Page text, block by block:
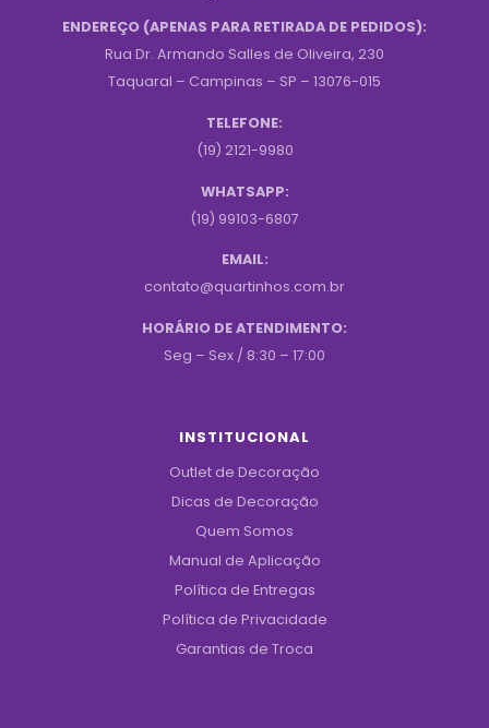
ENDEREÇO (APENAS PARA RETIRADA DE PEDIDOS):
Rua Dr. Armando Salles de Oliveira, 230
Taquaral – Campinas – SP – 13076-015
TELEFONE:
(19) 2121-9980
WHATSAPP:
(19) 99103-6807
EMAIL:
contato@quartinhos.com.br
HORÁRIO DE ATENDIMENTO:
Seg – Sex / 8:30 – 17:00
INSTITUCIONAL
Outlet de Decoração
Dicas de Decoração
Quem Somos
Manual de Aplicação
Política de Entregas
Política de Privacidade
Garantias de Troca